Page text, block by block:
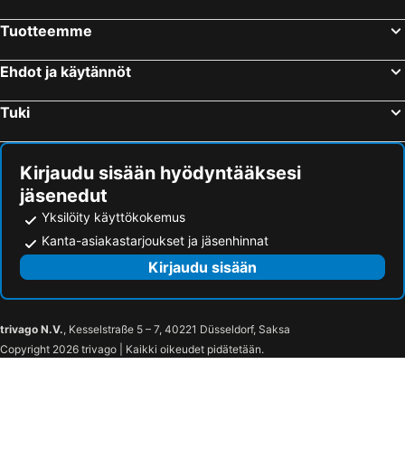
Tuotteemme
Ehdot ja käytännöt
Tuki
Kirjaudu sisään hyödyntääksesi
jäsenedut
Yksilöity käyttökokemus
Kanta-asiakastarjoukset ja jäsenhinnat
Kirjaudu sisään
trivago N.V., Kesselstraße 5 – 7, 40221 Düsseldorf, Saksa
Copyright 2026 trivago | Kaikki oikeudet pidätetään.